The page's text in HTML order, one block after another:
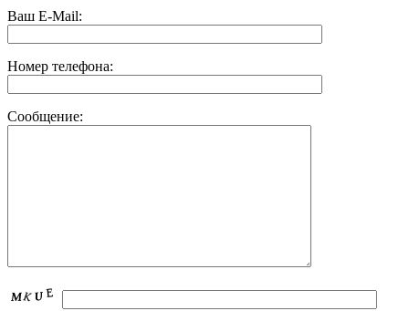
Ваш E-Mail:
Номер телефона:
Сообщение: